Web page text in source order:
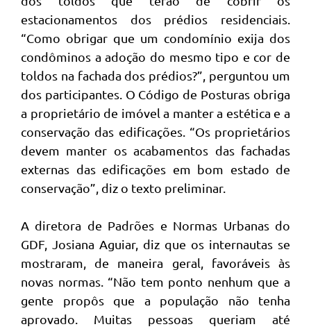
estacionamentos dos prédios residenciais.
“Como obrigar que um condomínio exija dos
condôminos a adoção do mesmo tipo e cor de
toldos na fachada dos prédios?”, perguntou um
dos participantes. O Código de Posturas obriga
a proprietário de imóvel a manter a estética e a
conservação das edificações. “Os proprietários
devem manter os acabamentos das fachadas
externas das edificações em bom estado de
conservação”, diz o texto preliminar.
A diretora de Padrões e Normas Urbanas do
GDF, Josiana Aguiar, diz que os internautas se
mostraram, de maneira geral, favoráveis às
novas normas. “Não tem ponto nenhum que a
gente propôs que a população não tenha
aprovado. Muitas pessoas queriam até